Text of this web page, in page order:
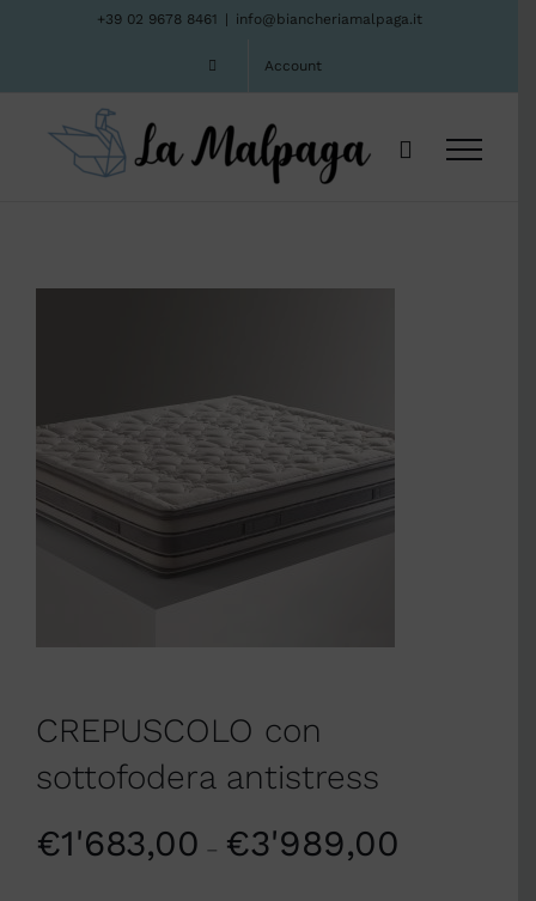
+39 02 9678 8461 info@biancheriamalpaga.it
Account
CREPUSCOLO con
sottofodera antistress
€1'683,00 – €3'989,00